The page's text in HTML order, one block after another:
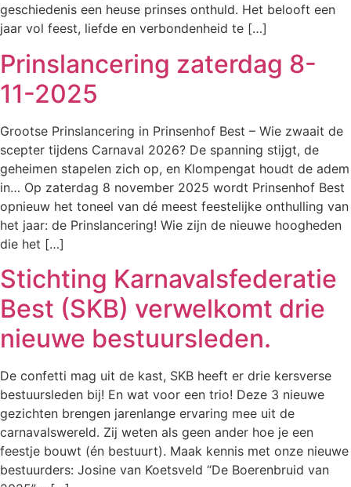
geschiedenis een heuse prinses onthuld. Het belooft een
jaar vol feest, liefde en verbondenheid te […]
Prinslancering zaterdag 8-
11-2025
Grootse Prinslancering in Prinsenhof Best – Wie zwaait de
scepter tijdens Carnaval 2026? De spanning stijgt, de
geheimen stapelen zich op, en Klompengat houdt de adem
in… Op zaterdag 8 november 2025 wordt Prinsenhof Best
opnieuw het toneel van dé meest feestelijke onthulling van
het jaar: de Prinslancering! Wie zijn de nieuwe hoogheden
die het […]
Stichting Karnavalsfederatie
Best (SKB) verwelkomt drie
nieuwe bestuursleden.
De confetti mag uit de kast, SKB heeft er drie kersverse
bestuursleden bij! En wat voor een trio! Deze 3 nieuwe
gezichten brengen jarenlange ervaring mee uit de
carnavalswereld. Zij weten als geen ander hoe je een
feestje bouwt (én bestuurt). Maak kennis met onze nieuwe
bestuurders: Josine van Koetsveld “De Boerenbruid van